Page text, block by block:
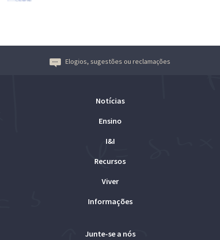
Elogios, sugestões ou reclamações
Notícias
Ensino
I&I
Recursos
Viver
Informações
Junte-se a nós